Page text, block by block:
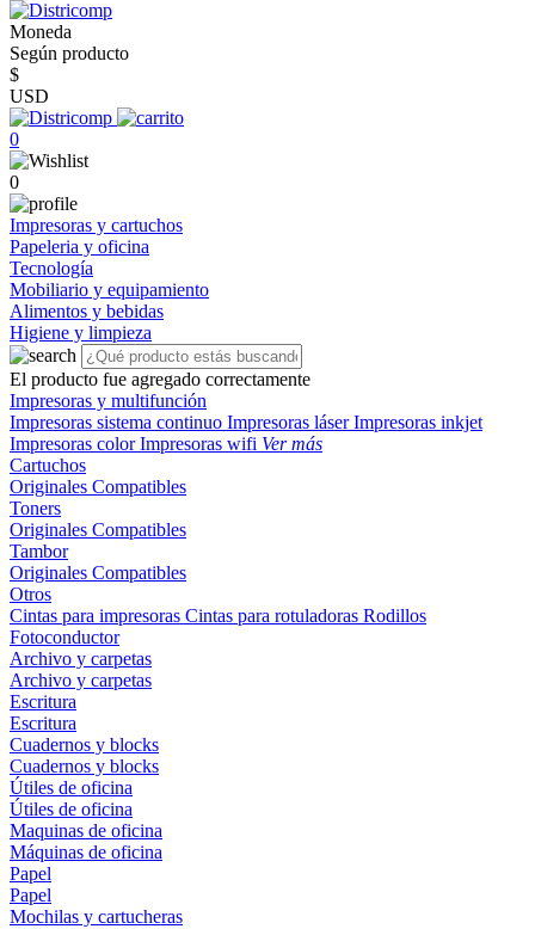
Moneda
Según producto
$
USD
0
0
Impresoras y cartuchos
Papeleria y oficina
Tecnología
Mobiliario y equipamiento
Alimentos y bebidas
Higiene y limpieza
El producto fue agregado correctamente
Impresoras y multifunción
Impresoras sistema continuo Impresoras láserImpresoras inkjet
Impresoras colorImpresoras wifi Ver más
Cartuchos
Originales Compatibles
Toners
Originales Compatibles
Tambor
Originales Compatibles
Otros
Cintas para impresoras Cintas para rotuladoras Rodillos
Fotoconductor
Archivo y carpetas
Archivo y carpetas
Escritura
Escritura
Cuadernos y blocks
Cuadernos y blocks
Útiles de oficina
Útiles de oficina
Maquinas de oficina
Máquinas de oficina
Papel
Papel
Mochilas y cartucheras